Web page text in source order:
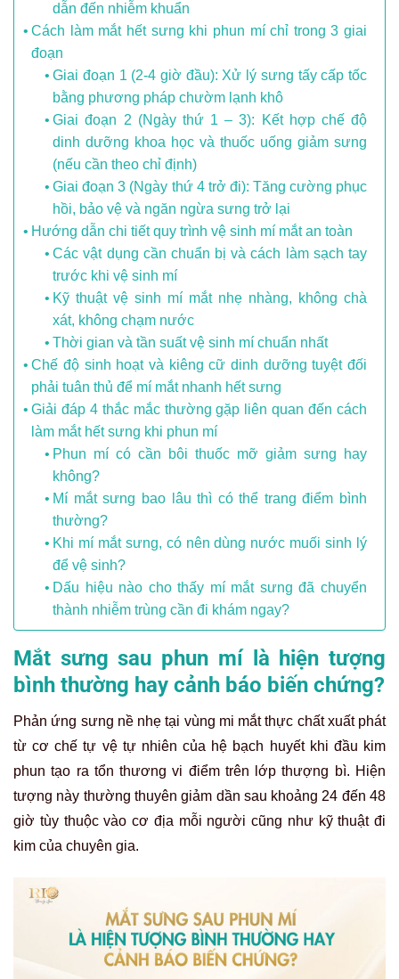
dẫn đến nhiễm khuẩn
Cách làm mắt hết sưng khi phun mí chỉ trong 3 giai
đoạn
Giai đoạn 1 (2-4 giờ đầu): Xử lý sưng tấy cấp tốc
bằng phương pháp chườm lạnh khô
Giai đoạn 2 (Ngày thứ 1 – 3): Kết hợp chế độ
dinh dưỡng khoa học và thuốc uống giảm sưng
(nếu cần theo chỉ định)
Giai đoạn 3 (Ngày thứ 4 trở đi): Tăng cường phục
hồi, bảo vệ và ngăn ngừa sưng trở lại
Hướng dẫn chi tiết quy trình vệ sinh mí mắt an toàn
Các vật dụng cần chuẩn bị và cách làm sạch tay
trước khi vệ sinh mí
Kỹ thuật vệ sinh mí mắt nhẹ nhàng, không chà
xát, không chạm nước
Thời gian và tần suất vệ sinh mí chuẩn nhất
Chế độ sinh hoạt và kiêng cữ dinh dưỡng tuyệt đối
phải tuân thủ để mí mắt nhanh hết sưng
Giải đáp 4 thắc mắc thường gặp liên quan đến cách
làm mắt hết sưng khi phun mí
Phun mí có cần bôi thuốc mỡ giảm sưng hay
không?
Mí mắt sưng bao lâu thì có thể trang điểm bình
thường?
Khi mí mắt sưng, có nên dùng nước muối sinh lý
để vệ sinh?
Dấu hiệu nào cho thấy mí mắt sưng đã chuyển
thành nhiễm trùng cần đi khám ngay?
Mắt sưng sau phun mí là hiện tượng
bình thường hay cảnh báo biến chứng?
Phản ứng sưng nề nhẹ tại vùng mi mắt thực chất xuất phát
từ cơ chế tự vệ tự nhiên của hệ bạch huyết khi đầu kim
phun tạo ra tổn thương vi điểm trên lớp thượng bì. Hiện
tượng này thường thuyên giảm dần sau khoảng 24 đến 48
giờ tùy thuộc vào cơ địa mỗi người cũng như kỹ thuật đi
kim của chuyên gia.